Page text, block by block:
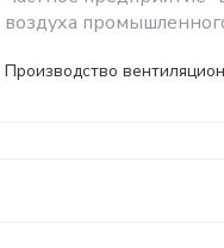
воздуха
Производство